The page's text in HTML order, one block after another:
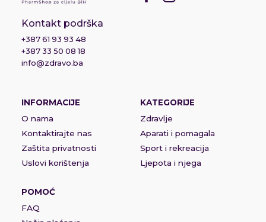
Kontakt podrška
+387 61 93 93 48
+387 33 50 08 18
info@zdravo.ba
INFORMACIJE
O nama
Kontaktirajte nas
Zaštita privatnosti
Uslovi korištenja
KATEGORIJE
Zdravlje
Aparati i pomagala
Sport i rekreacija
Ljepota i njega
POMOĆ
FAQ